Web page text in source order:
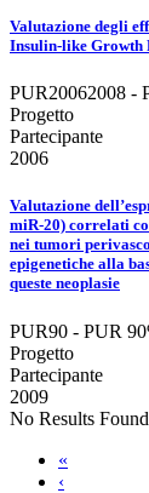
Valutazione degli
Insulin-like Growth
PUR20062008 -
Progetto
Partecipante
2006
Valutazione
miR-20) correlati
nei tumori
epigenetiche alla
queste neoplasie
PUR90 - PUR
Progetto
Partecipante
2009
No Results Found
«
‹